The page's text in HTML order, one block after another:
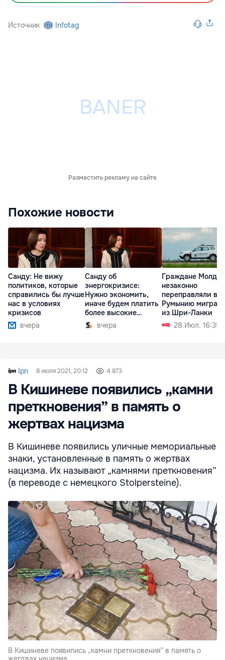
Источник Infotag
Разместить рекламу на сайте
Похожие новости
Санду: Не вижу
политиков, которые
справились бы лучше
нас в условиях
кризисов
вчера
Санду об
энергокризисе:
Нужно экономить,
иначе будем платить
более высокие
тарифы
вчера
Граждане
незаконно
переправляли в
Румынию
из Шри-Ланки
28 Июл. 16:35
Ipn 8 июля 2021, 20:12 4 873
В Кишиневе появились „камни
преткновения” в память о
жертвах нацизма
В Кишиневе появились уличные мемориальные
знаки, установленные в память о жертвах
нацизма. Их называют „камнями преткновения”
(в переводе с немецкого Stolpersteine).
В Кишиневе появились „камни преткновения” в память о